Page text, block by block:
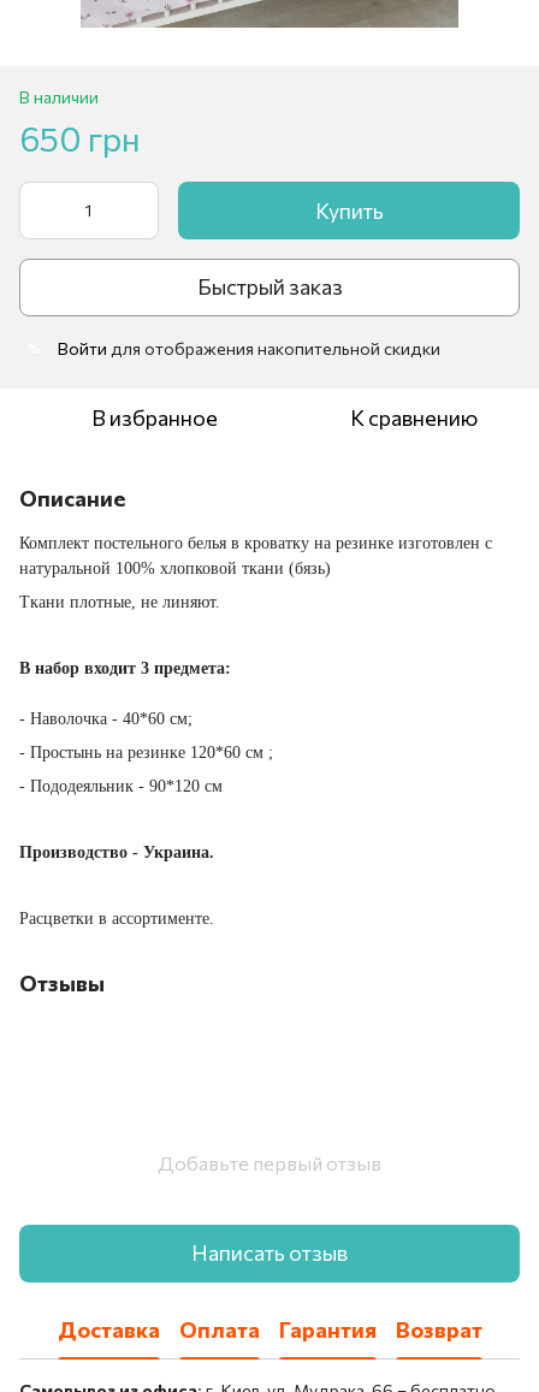
В наличии
650 грн
Купить
Быстрый заказ
Войти для отображения накопительной скидки
В избранное К сравнению
Описание
Комплект постельного белья в кроватку на резинке изготовлен с
натуральной 100% хлопковой ткани (бязь)
Ткани плотные, не линяют.
В набор входит 3 предмета:
- Наволочка - 40*60 см;
- Простынь на резинке 120*60 см ;
- Пододеяльник - 90*120 см
Производство - Украина.
Расцветки в ассортименте.
Отзывы
Добавьте первый отзыв
Написать отзыв
Доставка Оплата Гарантия Возврат